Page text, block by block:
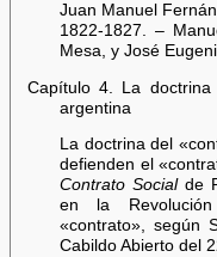
Juan Manuel
1822-1827. –
Mesa, y José
Capítulo 4. La
argentina
La doctrina del
defienden el
Contrato Socialde
en la
«contrato», según
Cabildo Abierto del